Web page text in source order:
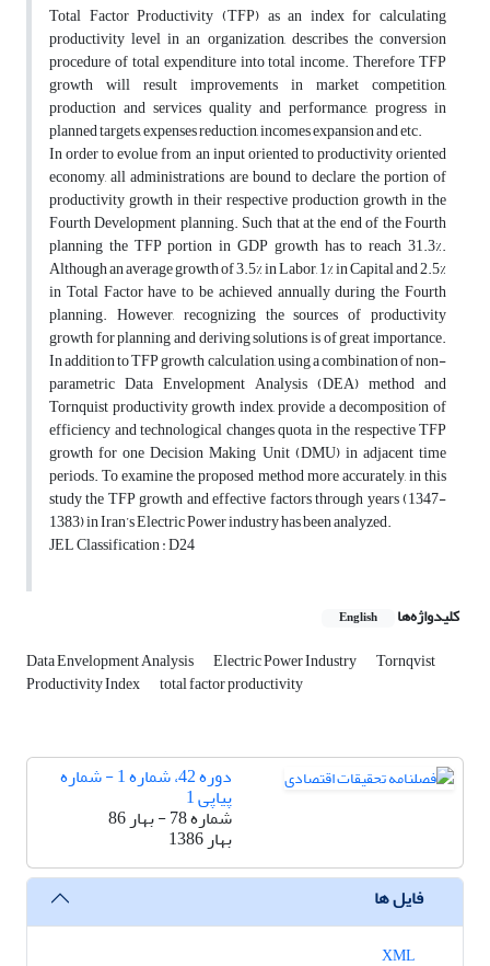
Total Factor Productivity (TFP) as an index for calculating
productivity level in an organization, describes the conversion
procedure of total expenditure into total income. Therefore TFP
growth will result improvements in market competition,
production and services quality and performance, progress in
planned targets, expenses reduction, incomes expansion and etc.
In order to evolue from an input oriented to productivity oriented
economy, all administrations are bound to declare the portion of
productivity growth in their respective production growth in the
Fourth Development planning. Such that at the end of the Fourth
planning the TFP portion in GDP growth has to reach 31.3%.
Although an average growth of 3.5% in Labor, 1% in Capital and 2.5%
in Total Factor have to be achieved annually during the Fourth
planning. However, recognizing the sources of productivity
growth for planning and deriving solutions is of great importance.
In addition to TFP growth calculation, using a combination of non-
parametric Data Envelopment Analysis (DEA) method and
Tornquist productivity growth index, provide a decomposition of
efficiency and technological changes quota in the respective TFP
growth for one Decision Making Unit (DMU) in adjacent time
periods. To examine the proposed method more accurately, in this
study the TFP growth and effective factors through years (1347-
1383) in Iran’s Electric Power industry has been analyzed.
JEL Classification : D24
کلیدواژه‌ها English
Data Envelopment Analysis Electric Power Industry Tornqvist
Productivity Index total factor productivity
دوره 42، شماره 1 - شماره
پیاپی 1
شماره 78 - بهار 86
بهار 1386
فایل ها